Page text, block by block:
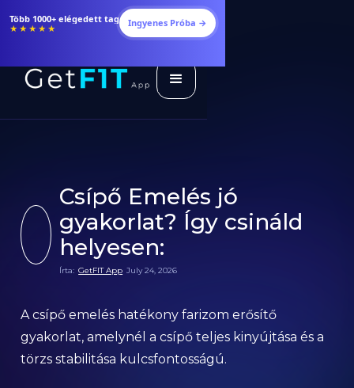
Étrendek, receptek és edzéstervek
★★★★★ Ingyenes Próba →
Csípő Emelés jó
gyakorlat? Így csináld
helyesen:
Írta: GetFIT App July 24, 2026
A csípő emelés hatékony farizom erősítő
gyakorlat, amelynél a csípő teljes kinyújtása és a
törzs stabilitása kulcsfontosságú.